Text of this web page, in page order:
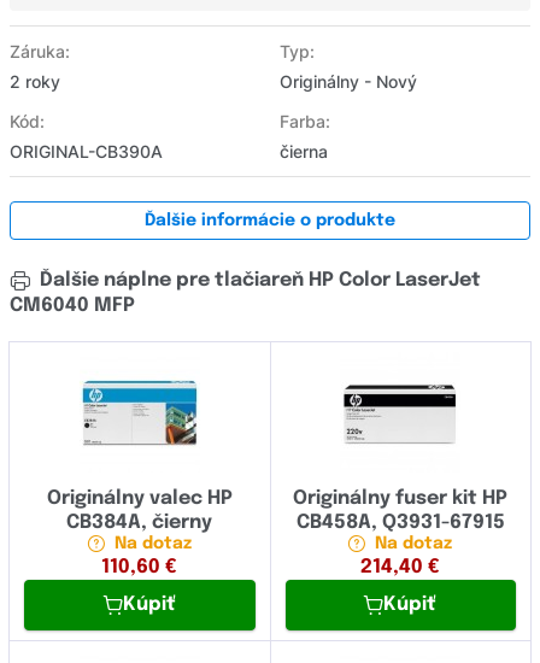
Záruka:
2 roky
Typ:
Originálny - Nový
Kód:
ORIGINAL-CB390A
Farba:
čierna
Ďalšie informácie o produkte
Ďalšie náplne pre tlačiareň HP Color LaserJet
CM6040 MFP
Originálny valec HP
CB384A, čierny
Na dotaz
110,60 €
Kúpiť
Originálny fuser kit HP
CB458A, Q3931-67915
Na dotaz
214,40 €
Kúpiť